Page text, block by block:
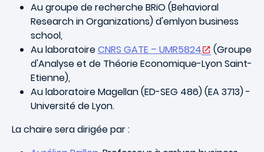
Au groupe de recherche BRiO (Behavioral
Research in Organizations) d'emlyon business
school,
Au laboratoireCNRS GATE – UMR5824
(Groupe
d'Analyse et de Théorie Economique-Lyon Saint-
Etienne),
Au laboratoire Magellan (ED-SEG 486) (EA 3713) -
Université de Lyon.
La chaire sera dirigée par :